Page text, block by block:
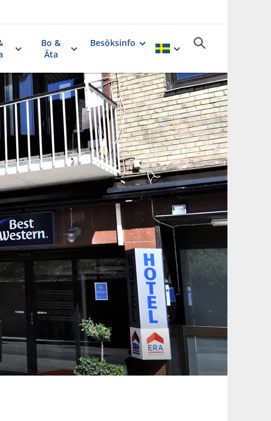
Bo &
Äta
Besöksinfo